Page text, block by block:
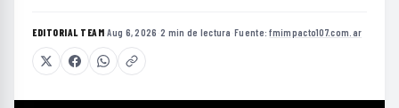
EDITORIAL TEAM·Aug 6, 2026 ·2 min de lectura ·Fuente:fmimpacto107.com.ar